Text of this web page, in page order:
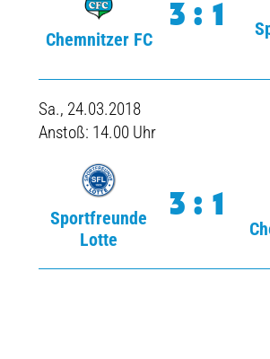
Chemnitzer FC
3:1
Sa., 24.03.2018
Anstoß: 14.00 Uhr
Sportfreunde
Lotte
3:1